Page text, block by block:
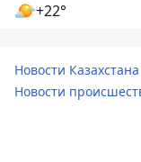
+22°
Новости
Новости